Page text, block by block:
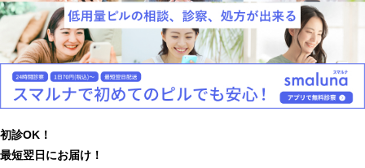
初診OK！
最短翌日にお届け！